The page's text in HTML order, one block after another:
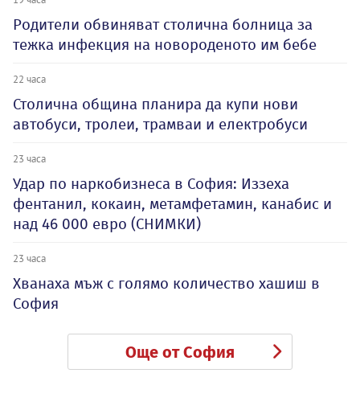
Родители обвиняват столична болница за
тежка инфекция на новороденото им бебе
22 часа
Столична община планира да купи нови
автобуси, тролеи, трамваи и електробуси
23 часа
Удар по наркобизнеса в София: Иззеха
фентанил, кокаин, метамфетамин, канабис и
над 46 000 евро (СНИМКИ)
23 часа
Хванаха мъж с голямо количество хашиш в
София
Още от София